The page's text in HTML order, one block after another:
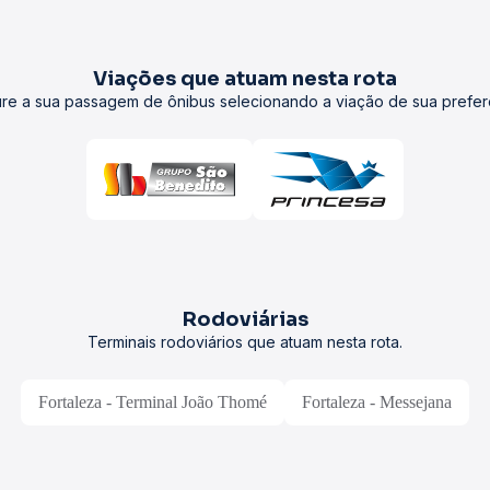
Viações que atuam nesta rota
a sua passagem de ônibus selecionando a viação de sua
Rodoviárias
Terminais rodoviários que atuam nesta rota.
Fortaleza - Terminal João Thomé Fortaleza - Messejana